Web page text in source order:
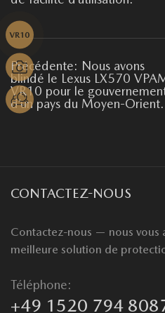
Précédente: Nous avons
blindé le Lexus LX570
VR10 pour le
d’un pays du Moyen-Orient.
CONTACTEZ-NOUS
Contactez-nous — nous vous
meilleure solution de
Téléphone:
+49 1520 794